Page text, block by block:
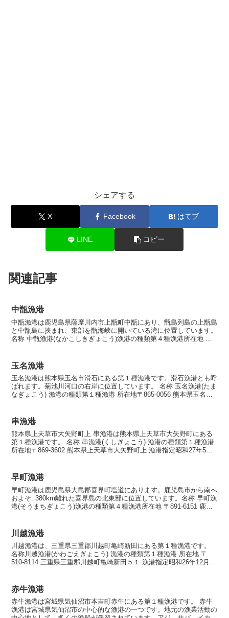
シェアする
X Facebook はてブ
LINE コピー
関連記事
中甑漁港
中甑漁港は鹿児島県薩摩川内市上甑町中甑にあり、甑島列島の上甑島
と中甑島に挟まれ、東部を甑海峡に開いている湾に位置しています。
名称 中甑漁港(なかこしきぎょこう)漁港の種類第４種漁港所在地 〒
玉名漁港
玉名漁港は熊本県玉名市滑石にある第１種漁港です。滑石漁港とも呼
ばれます。菊池川河口の右岸に位置しています。 名称 玉名漁港(たま
なぎょこう) 漁港の種類第１種漁港 所在地〒865-0056 熊本県玉名市
串漁港
熊本県上天草市大矢野町上 串漁港は熊本県上天草市大矢野町にある
第１種漁港です。 名称 串漁港(くしぎょこう) 漁港の種類第１種漁港
所在地〒869-3602 熊本県上天草市大矢野町上 漁港指定昭和27年5月7
早町漁港
早町漁港は鹿児島県大島郡喜界町塩道にあります。鹿児島市から南へ
およそ. 380km離れた喜界島の北東部に位置しています。名称 早町漁
港(そうまちぎょこう)漁港の種類第４種漁港所在地 〒891-6151 鹿児
川越漁港
川越漁港は、三重県三重郡川越町亀崎新田にある第１種漁港です。
名称川越漁港(かわごえぎょこう) 漁港の種類第１種漁港 所在地 〒
510-8114 三重県三重郡川越町亀崎新田５１ 漁港指定昭和26年12月13
赤牛漁港
赤牛漁港は宮城県気仙沼市本吉町赤牛にある第１種漁港です。 赤牛
漁港は宮城県気仙沼市の中心的な漁港の一つです。地元の漁業活動の